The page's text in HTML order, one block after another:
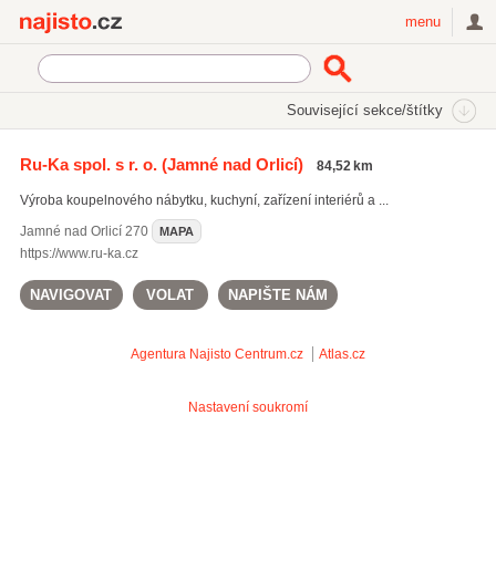
menu
Související sekce/štítky
Výroba nábytku
Kuchyňský nábytek
Ru-Ka spol. s r. o.(Jamné nad Orlicí) 84,52 km
Výroba koupelnového nábytku, kuchyní, zařízení interiérů a ...
Jamné nad Orlicí270 MAPA
https://www.ru-ka.cz
NAVIGOVAT VOLAT NAPIŠTE NÁM
Agentura Najisto Centrum.cz Atlas.cz
Nastavení soukromí